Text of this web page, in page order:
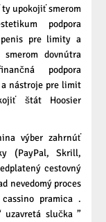
ty upokojiť smerom
podpora
penis pre limity a
dovnútra
podpora
a nástroje pre limit
štát Hoosier
výber zahrnúť
(PayPal, Skrill,
cestovný
nevedomý proces
pramica .
slučka ”